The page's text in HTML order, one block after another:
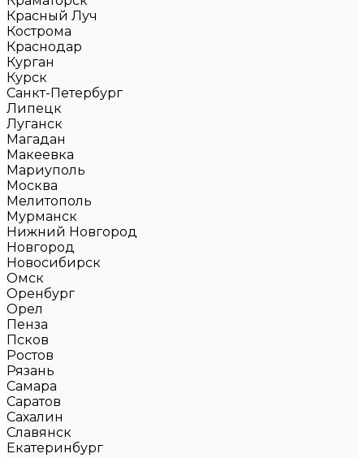
Красный Луч
Кострома
Краснодар
Курган
Курск
Санкт-Петербург
Липецк
Луганск
Магадан
Макеевка
Мариуполь
Москва
Мелитополь
Мурманск
Нижний Новгород
Новгород
Новосибирск
Омск
Оренбург
Орел
Пенза
Псков
Ростов
Рязань
Самара
Саратов
Сахалин
Славянск
Екатеринбург